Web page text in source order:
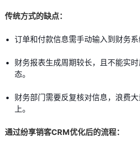
传统方式的缺点：
订单和付款信息需手动输入到财务系
财务报表生成周期较长，且不能实
态。
财务部门需要反复核对信息，浪费
上。
通过纷享销客CRM优化后的流程：